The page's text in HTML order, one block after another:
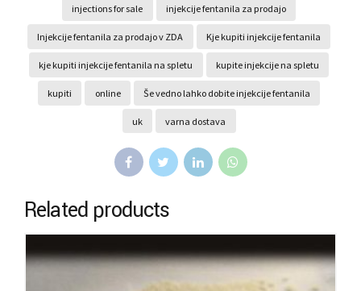
injections for sale injekcije fentanila za prodajo
Injekcije fentanila za prodajo v ZDA Kje kupiti injekcije fentanila
kje kupiti injekcije fentanila na spletu kupite injekcije na spletu
kupiti online Še vedno lahko dobite injekcije fentanila
uk varna dostava
Related products